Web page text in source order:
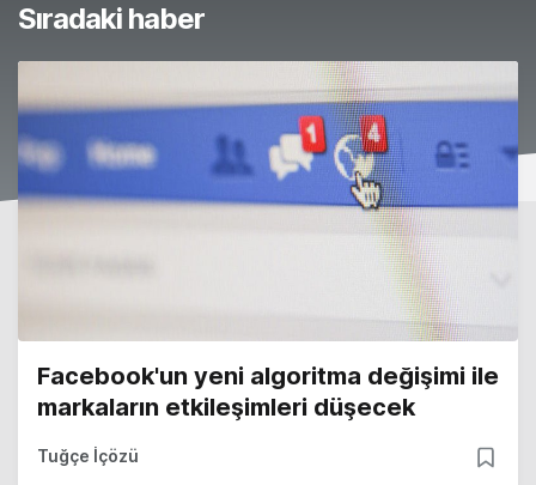
Sıradaki haber
Facebook'un yeni algoritma değişimi ile
markaların etkileşimleri düşecek
Tuğçe İçözü